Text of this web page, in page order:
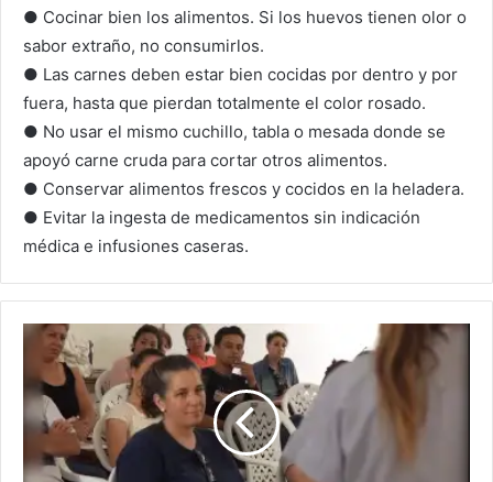
● Cocinar bien los alimentos. Si los huevos tienen olor o
sabor extraño, no consumirlos.
● Las carnes deben estar bien cocidas por dentro y por
fuera, hasta que pierdan totalmente el color rosado.
● No usar el mismo cuchillo, tabla o mesada donde se
apoyó carne cruda para cortar otros alimentos.
● Conservar alimentos frescos y cocidos en la heladera.
● Evitar la ingesta de medicamentos sin indicación
médica e infusiones caseras.